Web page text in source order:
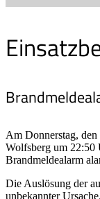
Am Donnerstag,
Wolfsberg um 22:50
Brandmeldealarm
Die Auslösung der
unbekannter Ursache.